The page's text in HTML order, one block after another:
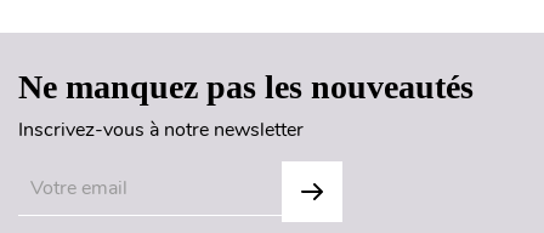
Ne manquez pas les nouveautés
Inscrivez-vous à notre newsletter